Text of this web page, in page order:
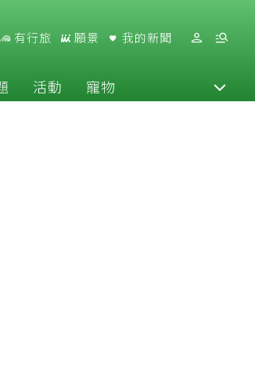
有行旅 願景 我的新聞
活動 寵物